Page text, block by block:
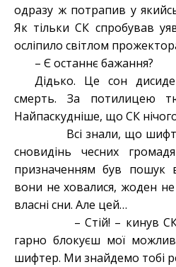
одразу ж потрапив у
Як тільки СК спробував
осліпило світлом
– Є останнє бажання?
Дідько. Це сон
смерть. За потилицею
Найпаскудніше, що СК
Всі знали, що
сновидінь чесних
призначенням був пошук
вони не ховалися, жоден
власні сни. Але цей…
– Стій! – кинув СК.
гарно блокуєш мої
шифтер. Ми знайдемо тобі